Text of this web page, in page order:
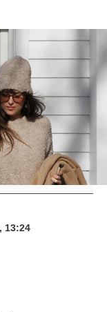
Foto: Gtres
felicidad
Málaga y
13:24